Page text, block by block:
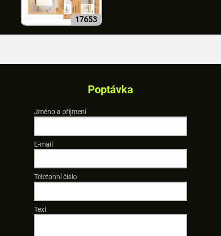
17653
Poptávka
Jméno a příjmení
E-mail
Telefonní číslo
Text